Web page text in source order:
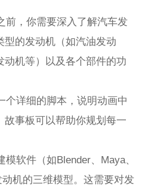
前，你需要深入了解汽车发
型的发动机（如汽油发动
动机等）以及各个部件的功
个详细的脚本，说明动画中
故事板可以帮助你规划每一
模软件（如Blender、Maya、
机的三维模型。这需要对发